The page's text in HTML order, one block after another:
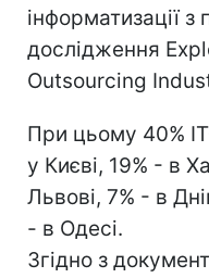
інформатизації
дослідження
Outsourcing
При цьому 40%
у Києві, 19% - в
Львові, 7% - в
- в Одесі.
Згідно з